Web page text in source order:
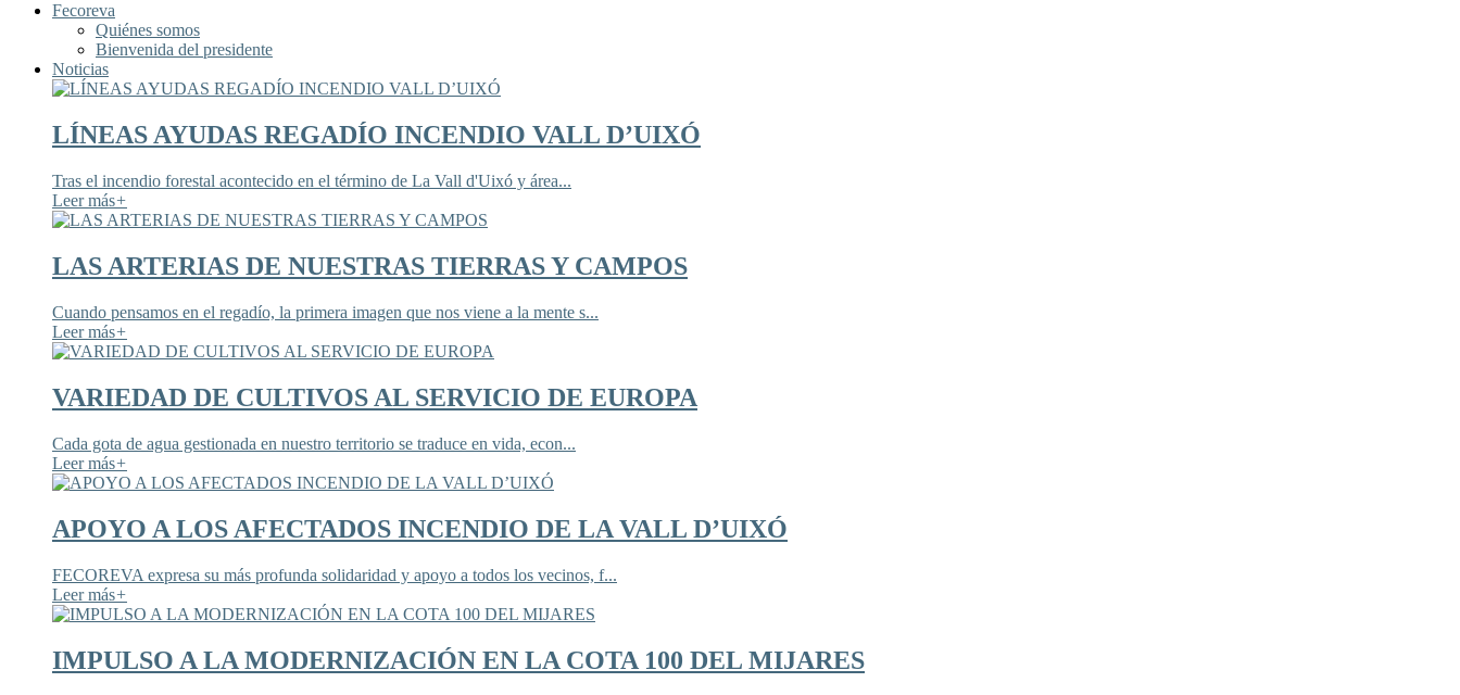
Fecoreva
Quiénes somos
Bienvenida del presidente
Noticias
LÍNEAS AYUDAS REGADÍO INCENDIO VALL D’UIXÓ
Tras el incendio forestal acontecido en el término de La Vall d'Uixó y área...
Leer más+
LAS ARTERIAS DE NUESTRAS TIERRAS Y CAMPOS
Cuando pensamos en el regadío, la primera imagen que nos viene a la mente s...
Leer más+
VARIEDAD DE CULTIVOS AL SERVICIO DE EUROPA
Cada gota de agua gestionada en nuestro territorio se traduce en vida, econ...
Leer más+
APOYO A LOS AFECTADOS INCENDIO DE LA VALL D’UIXÓ
FECOREVA expresa su más profunda solidaridad y apoyo a todos los vecinos, f...
Leer más+
IMPULSO A LA MODERNIZACIÓN EN LA COTA 100 DEL MIJARES